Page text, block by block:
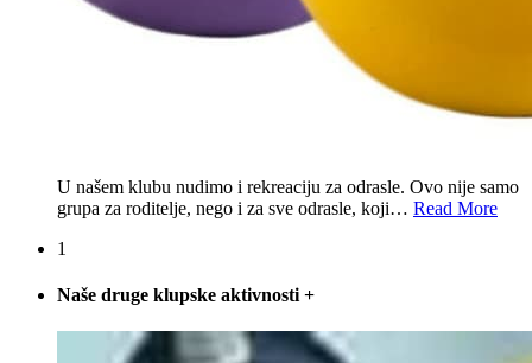
U našem klubu nudimo i rekreaciju za odrasle. Ovo nije samo
grupa za roditelje, nego i za sve odrasle, koji… Read More
1
Naše druge klupske aktivnosti +